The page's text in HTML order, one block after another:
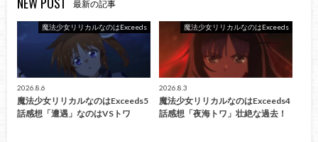
最新の記事
魔法少女リリカルなのはExceeds
2026.8.6
魔法少女リリカルなのはExceeds5
話感想「遭遇」なのはVSトワ
魔法少女リリカルなのはExceeds
2026.8.3
魔法少女リリカルなのはExceeds4
話感想「夜海トワ」壮絶な過去！